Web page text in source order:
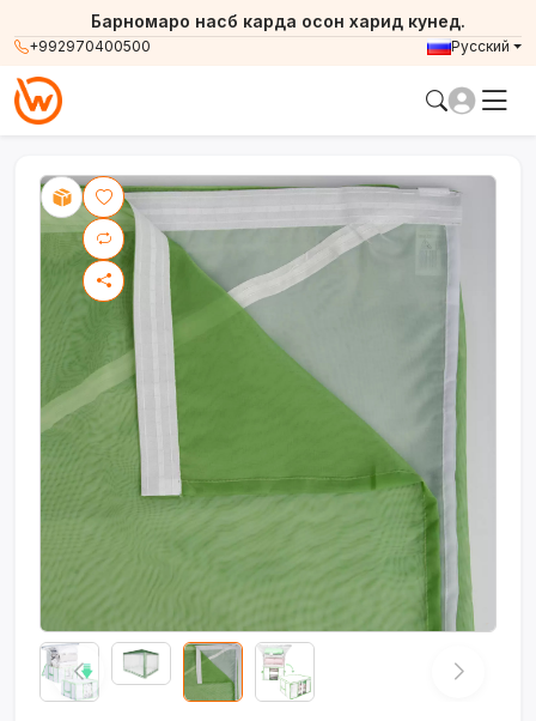
+992970400500
Барномаро насб карда осон харид кунед.
Русский